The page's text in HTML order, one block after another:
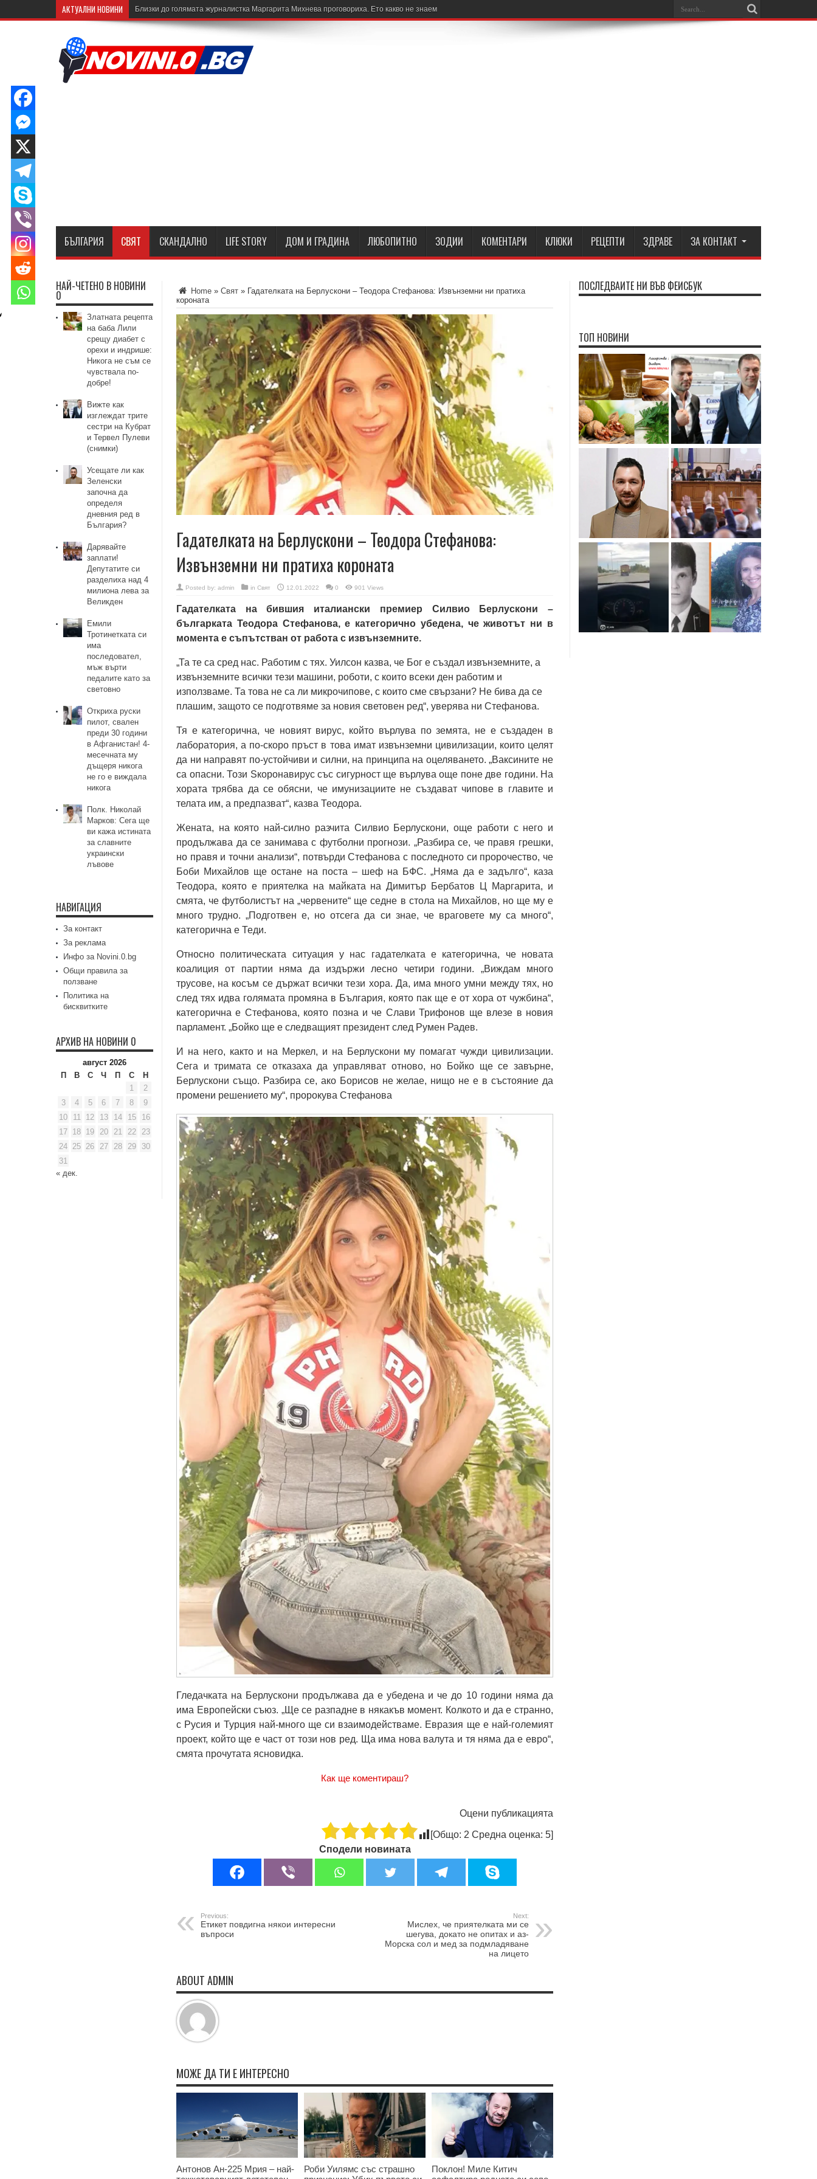
АКТУАЛНИ НОВИНИ Близки до голямата журналистка Маргарита Михнева проговориха. Ето какво не знаем
БЪЛГАРИЯ СВЯТ СКАНДАЛНО LIFE STORY ДОМ И ГРАДИНА ЛЮБОПИТНО ЗОДИИ КОМЕНТАРИ КЛЮКИ РЕЦЕПТИ ЗДРАВЕ ЗА КОНТАКТ
Home » Свят » Гадателката на Берлускони – Теодора Стефанова: Извънземни ни пратиха
кopoната
Гадателката на Берлускони – Теодора Стефанова:
Извънземни ни пратиха кopoната
Posted by: admin in Свят 12.01.2022 0 901 Views
Гадателката на бившия италиански премиер Силвио Берлускони –
българката Теодора Стефанова, е категорично убедена, че животът ни в
момента е съпътстван от работа с извънземните.
„Та те са сред нас. Работим с тях. Уилсон казва, че Бог е създал извънземните, а
извънземните всички тези машини, роботи, с които всеки ден работим и
използваме. Та това не са ли микрочипове, с които сме свързани? Не бива да се
плашим, защото се подготвяме за новия световен ред“, уверява ни Стефанова.
Тя е категорична, че новият вирус, който върлува по земята, не е създаден в
лаборатория, а по-скоро пръст в това имат извънземни цивилизации, които целят
да ни направят по-устойчиви и силни, на принципа на оцеляването. „Ваксините не
са опасни. Този Sкоронавирус със сигурност ще върлува още поне две години. На
хората трябва да се обясни, че имунизациите не създават чипове в главите и
телата им, а предпазват“, казва Теодора.
Жената, на която най-силно разчита Силвио Берлускони, още работи с него и
продължава да се занимава с футболни прогнози. „Разбира се, че правя грешки,
но правя и точни анализи“, потвърди Стефанова с последното си пророчество, че
Боби Михайлов ще остане на поста – шеф на БФС. „Няма да е задълго“, каза
Теодора, която е приятелка на майката на Димитър Бербатов Ц Маргарита, и
смята, че футболистът на „червените“ ще седне в стола на Михайлов, но ще му е
много трудно. „Подготвен е, но отсега да си знае, че враговете му са много“,
категорична е Теди.
Относно политическата ситуация у нас гадателката е категорична, че новата
коалиция от партии няма да издържи лесно четири години. „Виждам много
трусове, на косъм се държат всички тези хора. Да, има много умни между тях, но
след тях идва голямата промяна в България, която пак ще е от хора от чужбина“,
категорична е Стефанова, която позна и че Слави Трифонов ще влезе в новия
парламент. „Бойко ще е следващият президент след Румен Радев.
И на него, както и на Меркел, и на Берлускони му помагат чужди цивилизации.
Сега и тримата се отказаха да управляват отново, но Бойко ще се завърне,
Берлускони също. Разбира се, ако Борисов не желае, нищо не е в състояние да
промени решението му“, пророкува Стефанова
Гледачката на Берлускони продължава да е убедена и че до 10 години няма да
има Европейски съюз. „Ще се разпадне в някакъв момент. Колкото и да е странно,
с Русия и Турция най-много ще си взаимодействаме. Евразия ще е най-големият
проект, който ще е част от този нов ред. Ща има нова валута и тя няма да е евро“,
смята прочутата ясновидка.
Как ще коментираш?
Оцени публикацията
[Общо: 2 Средна оценка: 5]
Сподели новината
Previous:
Етикет повдигна някои интересни
въпроси
Next:
Мислех, че приятелката ми се
шегува, докато не опитах и аз-
Морска сол и мед за подмладяване
на лицето
ABOUT ADMIN
МОЖЕ ДА ТИ Е ИНТЕРЕСНО
Антонов Ан-225 Мрия – най-
Роби Уилямс със страшно
Поклон! Миле Китич
НАЙ-ЧЕТЕНО В НОВИНИ
0
Златната рецепта
на баба Лили
срещу диабет с
орехи и индрише:
Никога не съм се
чувствала по-
добре!
Вижте как
изглеждат трите
сестри на Кубрат
и Тервел Пулеви
(снимки)
Усещате ли как
Зеленски
започна да
определя
дневния ред в
България?
Дарявайте
заплати!
Депутатите си
разделиха над 4
милиона лева за
Великден
Емили
Тротинетката си
има
последовател,
мъж върти
педалите като за
световно
Откриха руски
пилот, свален
преди 30 години
в Афганистан! 4-
месечната му
дъщеря никога
не го е виждала
никога
Полк. Николай
Марков: Сега ще
ви кажа истината
за славните
украински
лъвове
НАВИГАЦИЯ
За контакт
За реклама
Инфо за Novini.0.bg
Общи правила за
ползване
Политика на
бисквитките
АРХИВ НА НОВИНИ 0
август 2026
П
В С Ч П С
Н
1
2
3
4 5 6 7 8
9
10
11 12 13 14 15
16
17 18 19 20 21 22
23
24 25 26 27 28 29
30
31
« дек.
ПОСЛЕДВАЙТЕ НИ ВЪВ ФЕЙСБУК
ТОП НОВИНИ